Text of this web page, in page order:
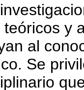
teóricos y
al
Se